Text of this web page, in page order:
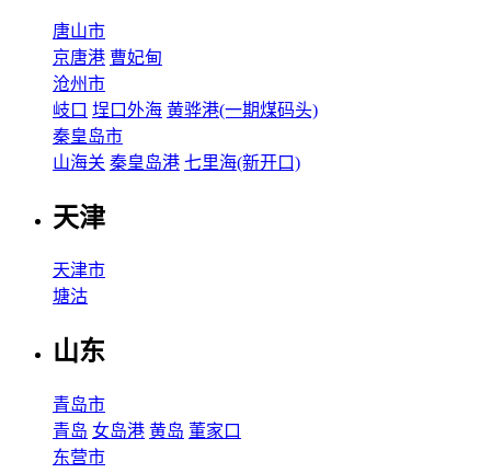
唐山市
京唐港 曹妃甸
沧州市
岐口 埕口外海 黄骅港(一期煤码头)
秦皇岛市
山海关 秦皇岛港 七里海(新开口)
天津
天津市
塘沽
山东
青岛市
青岛 女岛港 黄岛 董家口
东营市